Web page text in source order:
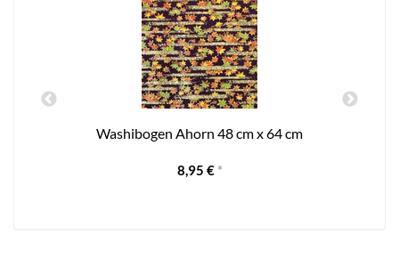
Washibogen Ahorn 48 cm x 64 cm
8,95 € *